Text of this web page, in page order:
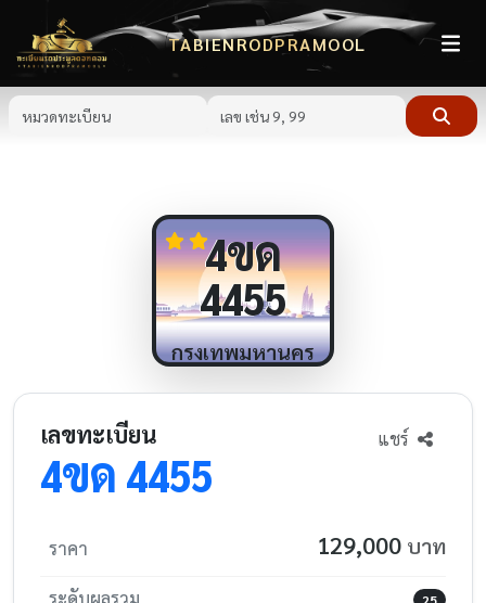
TABIENRODPRAMOOL
4ขด
4455
กรุงเทพมหานคร
เลขทะเบียน
4ขด 4455
แชร์
ราคา 129,000 บาท
ระดับผลรวม